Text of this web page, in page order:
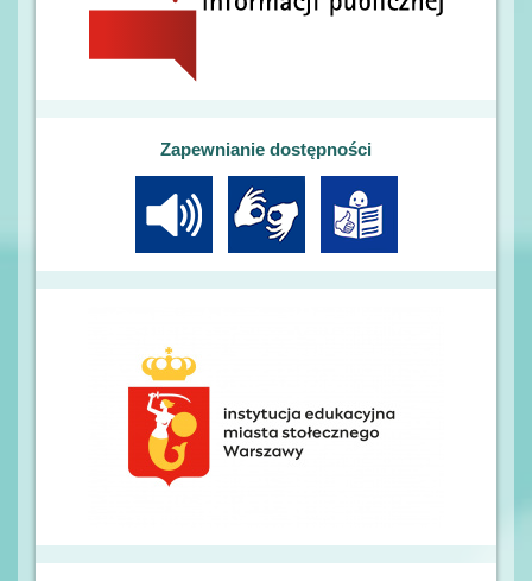
Zapewnianie dostępności